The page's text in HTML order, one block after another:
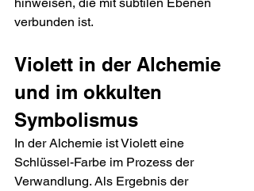
verbunden ist.
Violett in der Alchemie
und im okkulten
Symbolismus
In der Alchemie ist Violett eine
Schlüssel-Farbe im Prozess der
Verwandlung. Als Ergebnis der